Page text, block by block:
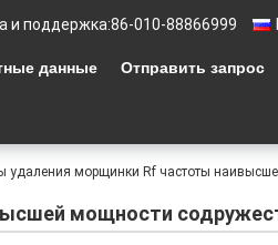
и поддержка:86-010-88866999
данные Отправить запрос
удаления морщинки Rf частоты
мощности